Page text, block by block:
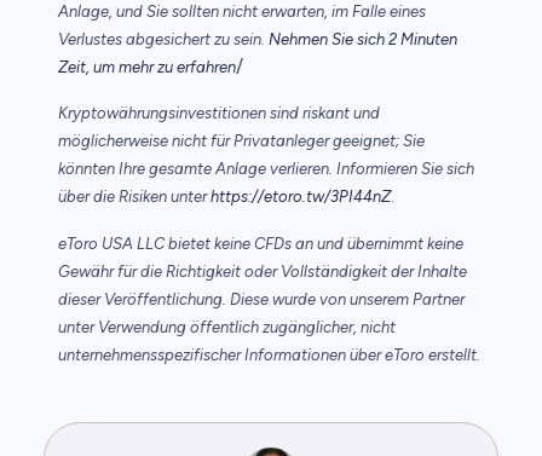
Anlage, und Sie sollten nicht erwarten, im Falle eines
Verlustes abgesichert zu sein. Nehmen Sie sich 2 Minuten
Zeit, um mehr zu erfahren/
Kryptowährungsinvestitionen sind riskant und
möglicherweise nicht für Privatanleger geeignet; Sie
könnten Ihre gesamte Anlage verlieren. Informieren Sie sich
über die Risiken unter https://etoro.tw/3PI44nZ.
eToro USA LLC bietet keine CFDs an und übernimmt keine
Gewähr für die Richtigkeit oder Vollständigkeit der Inhalte
dieser Veröffentlichung. Diese wurde von unserem Partner
unter Verwendung öffentlich zugänglicher, nicht
unternehmensspezifischer Informationen über eToro erstellt.